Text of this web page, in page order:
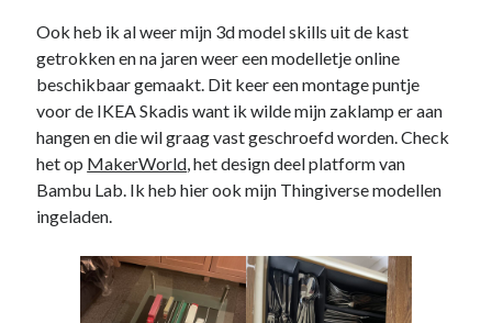
Ook heb ik al weer mijn 3d model skills uit de kast
getrokken en na jaren weer een modelletje online
beschikbaar gemaakt. Dit keer een montage puntje
voor de IKEA Skadis want ik wilde mijn zaklamp er aan
hangen en die wil graag vast geschroefd worden. Check
het op MakerWorld , het design deel platform van
Bambu Lab. Ik heb hier ook mijn Thingiverse modellen
ingeladen.